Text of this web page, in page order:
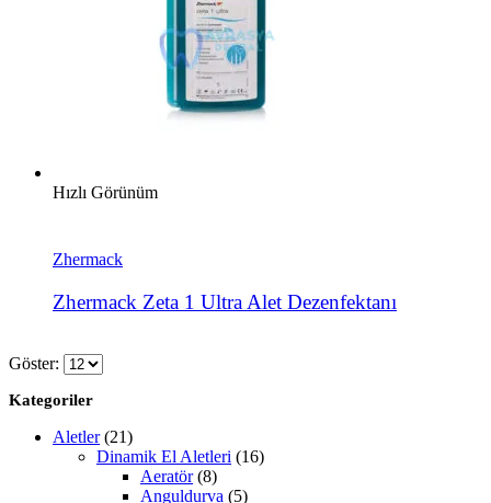
Hızlı Görünüm
Zhermack
Zhermack Zeta 1 Ultra Alet Dezenfektanı
Göster:
Kategoriler
Aletler (21)
Dinamik El Aletleri (16)
Aeratör (8)
Anguldurva (5)